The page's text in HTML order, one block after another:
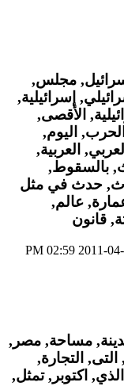
02:59 PM